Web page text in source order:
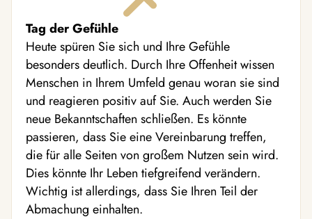
Tag der Gefühle
Heute spüren Sie sich und Ihre Gefühle
besonders deutlich. Durch Ihre Offenheit wissen
Menschen in Ihrem Umfeld genau woran sie sind
und reagieren positiv auf Sie. Auch werden Sie
neue Bekanntschaften schließen. Es könnte
passieren, dass Sie eine Vereinbarung treffen,
die für alle Seiten von großem Nutzen sein wird.
Dies könnte Ihr Leben tiefgreifend verändern.
Wichtig ist allerdings, dass Sie Ihren Teil der
Abmachung einhalten.